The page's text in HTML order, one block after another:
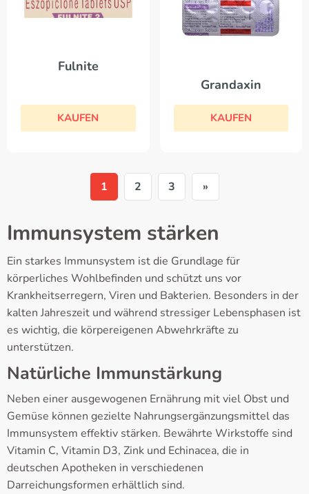
Fulnite
KAUFEN
Grandaxin
KAUFEN
1 2 3 »
Immunsystem stärken
Ein starkes Immunsystem ist die Grundlage für
körperliches Wohlbefinden und schützt uns vor
Krankheitserregern, Viren und Bakterien. Besonders in der
kalten Jahreszeit und während stressiger Lebensphasen ist
es wichtig, die körpereigenen Abwehrkräfte zu
unterstützen.
Natürliche Immunstärkung
Neben einer ausgewogenen Ernährung mit viel Obst und
Gemüse können gezielte Nahrungsergänzungsmittel das
Immunsystem effektiv stärken. Bewährte Wirkstoffe sind
Vitamin C, Vitamin D3, Zink und Echinacea, die in
deutschen Apotheken in verschiedenen
Darreichungsformen erhältlich sind.